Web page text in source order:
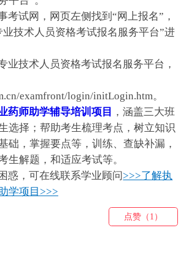
考试网，网页左侧找到“网上报名”，
业技术人员资格考试报名服务平台”进
业技术人员资格考试报名服务平台，
examfront/login/initLogin.htm。
药师助学辅导培训项目 ，涵盖三大班
选择；帮助考生梳理考点，树立知识
础，掌握要点等，训练、查缺补漏，
生解题，和适应考试等。
惑，可在线联系学业顾问>>>了解执
学项目>>>
点赞（1）